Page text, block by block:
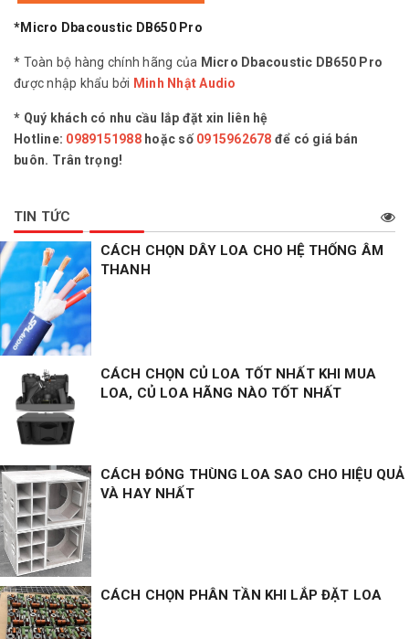
*Micro Dbacoustic DB650 Pro
* Toàn bộ hàng chính hãng của Micro Dbacoustic DB650 Pro
được nhập khẩu bởi Minh Nhật Audio
* Quý khách có nhu cầu lắp đặt xin liên hệ
Hotline: 0989151988hoặc số 0915962678 để có giá bán
buôn. Trân trọng!
TIN TỨC
CÁCH CHỌN DÂY LOA CHO HỆ THỐNG ÂM
THANH
CÁCH CHỌN CỦ LOA TỐT NHẤT KHI MUA
LOA, CỦ LOA HÃNG NÀO TỐT NHẤT
CÁCH ĐÓNG THÙNG LOA SAO CHO HIỆU QUẢ
VÀ HAY NHẤT
CÁCH CHỌN PHÂN TẦN KHI LẮP ĐẶT LOA